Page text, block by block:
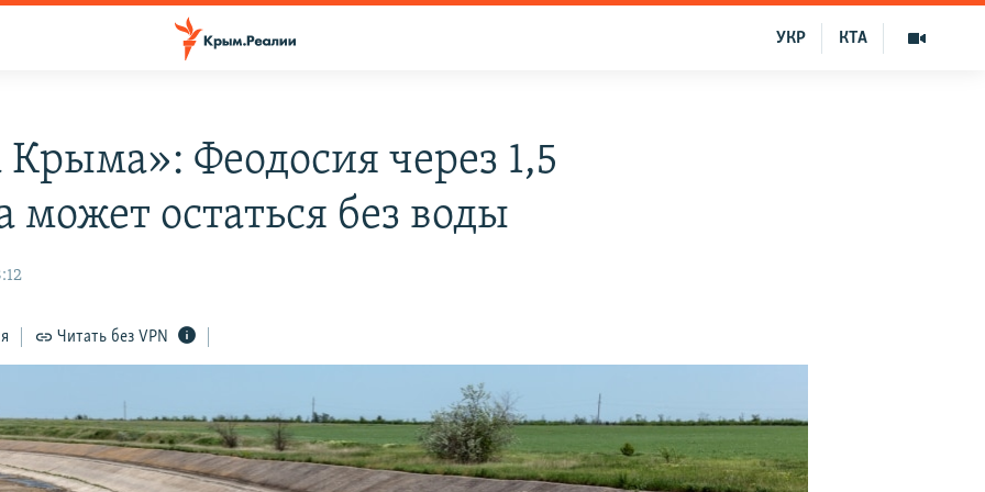
КТА
УКР
Крыма»: Феодосия через 1,5
может остаться без воды
Читать без VPN